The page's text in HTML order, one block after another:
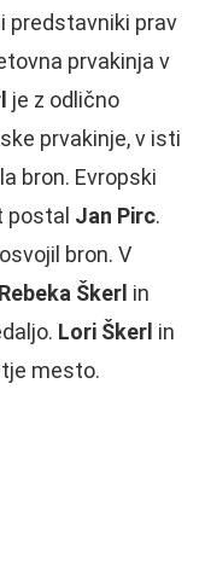
predstavniki prav
prvakinja v
je z odlično
prvakinje, v isti
bron. Evropski
postal Jan Pirc.
bron. V
Rebeka Škerl in
Lori Škerl in
mesto.